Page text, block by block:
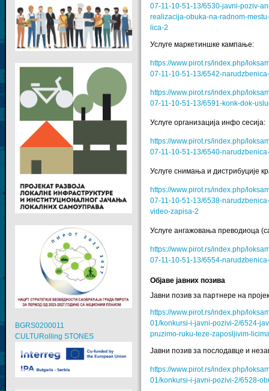
07-11-10-51-13/6530-javni-poziv-
realizacija-obuka-na-radnom-
lica-2
Услуге маркетиншке кампање:
https://www.pirot.rs/index.php/
07-11-10-51-13/6542-
https://www.pirot.rs/index.php/
07-11-10-51-13/6591-konk-dok-
Услуге организација инфо сесија:
https://www.pirot.rs/index.php/
07-11-10-51-13/6540-
Услуге снимања и дистрибуције
https://www.pirot.rs/index.php/
07-11-10-51-13/6538-
video-zapisa-2
Услуге ангажовања преводиоца
https://www.pirot.rs/index.php/
07-11-10-51-13/6554-
Објаве јавних позива
Јавни позив за партнере на
https://www.pirot.rs/index.php/
01/konkursi-i-javni-pozivi-2/6524-
pruzimo-ruku-teze-zaposljivim-
Јавни позив за послодавце и
https://www.pirot.rs/index.php/
01/konkursi-i-javni-pozivi-2/6528-
BGRS0200011
CULTURolling STONES